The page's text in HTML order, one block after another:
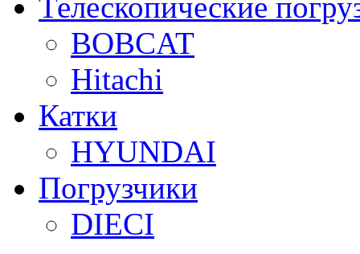
BOBCAT
Hitachi
Катки
HYUNDAI
Погрузчики
DIECI